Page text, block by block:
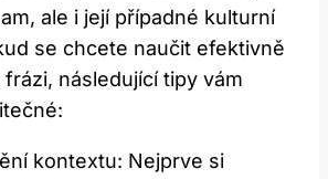
ale i její případné kulturní
se chcete naučit efektivně
následující tipy vám
kontextu: Nejprve si